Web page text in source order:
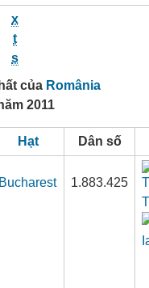
x
t
s
của România
2011
Hạt Dân số
Bucharest
1.883.425